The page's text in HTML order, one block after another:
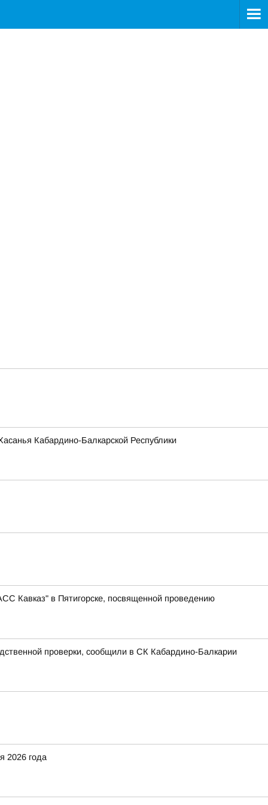
Кабардино-Балкарской Республики
Кавказ" в Пятигорске, посвященной проведению
проверки, сообщили в СК Кабардино-Балкарии
2026 года